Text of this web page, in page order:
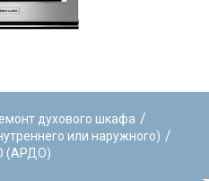
духового шкафа /
или наружного) /
(АРДО)